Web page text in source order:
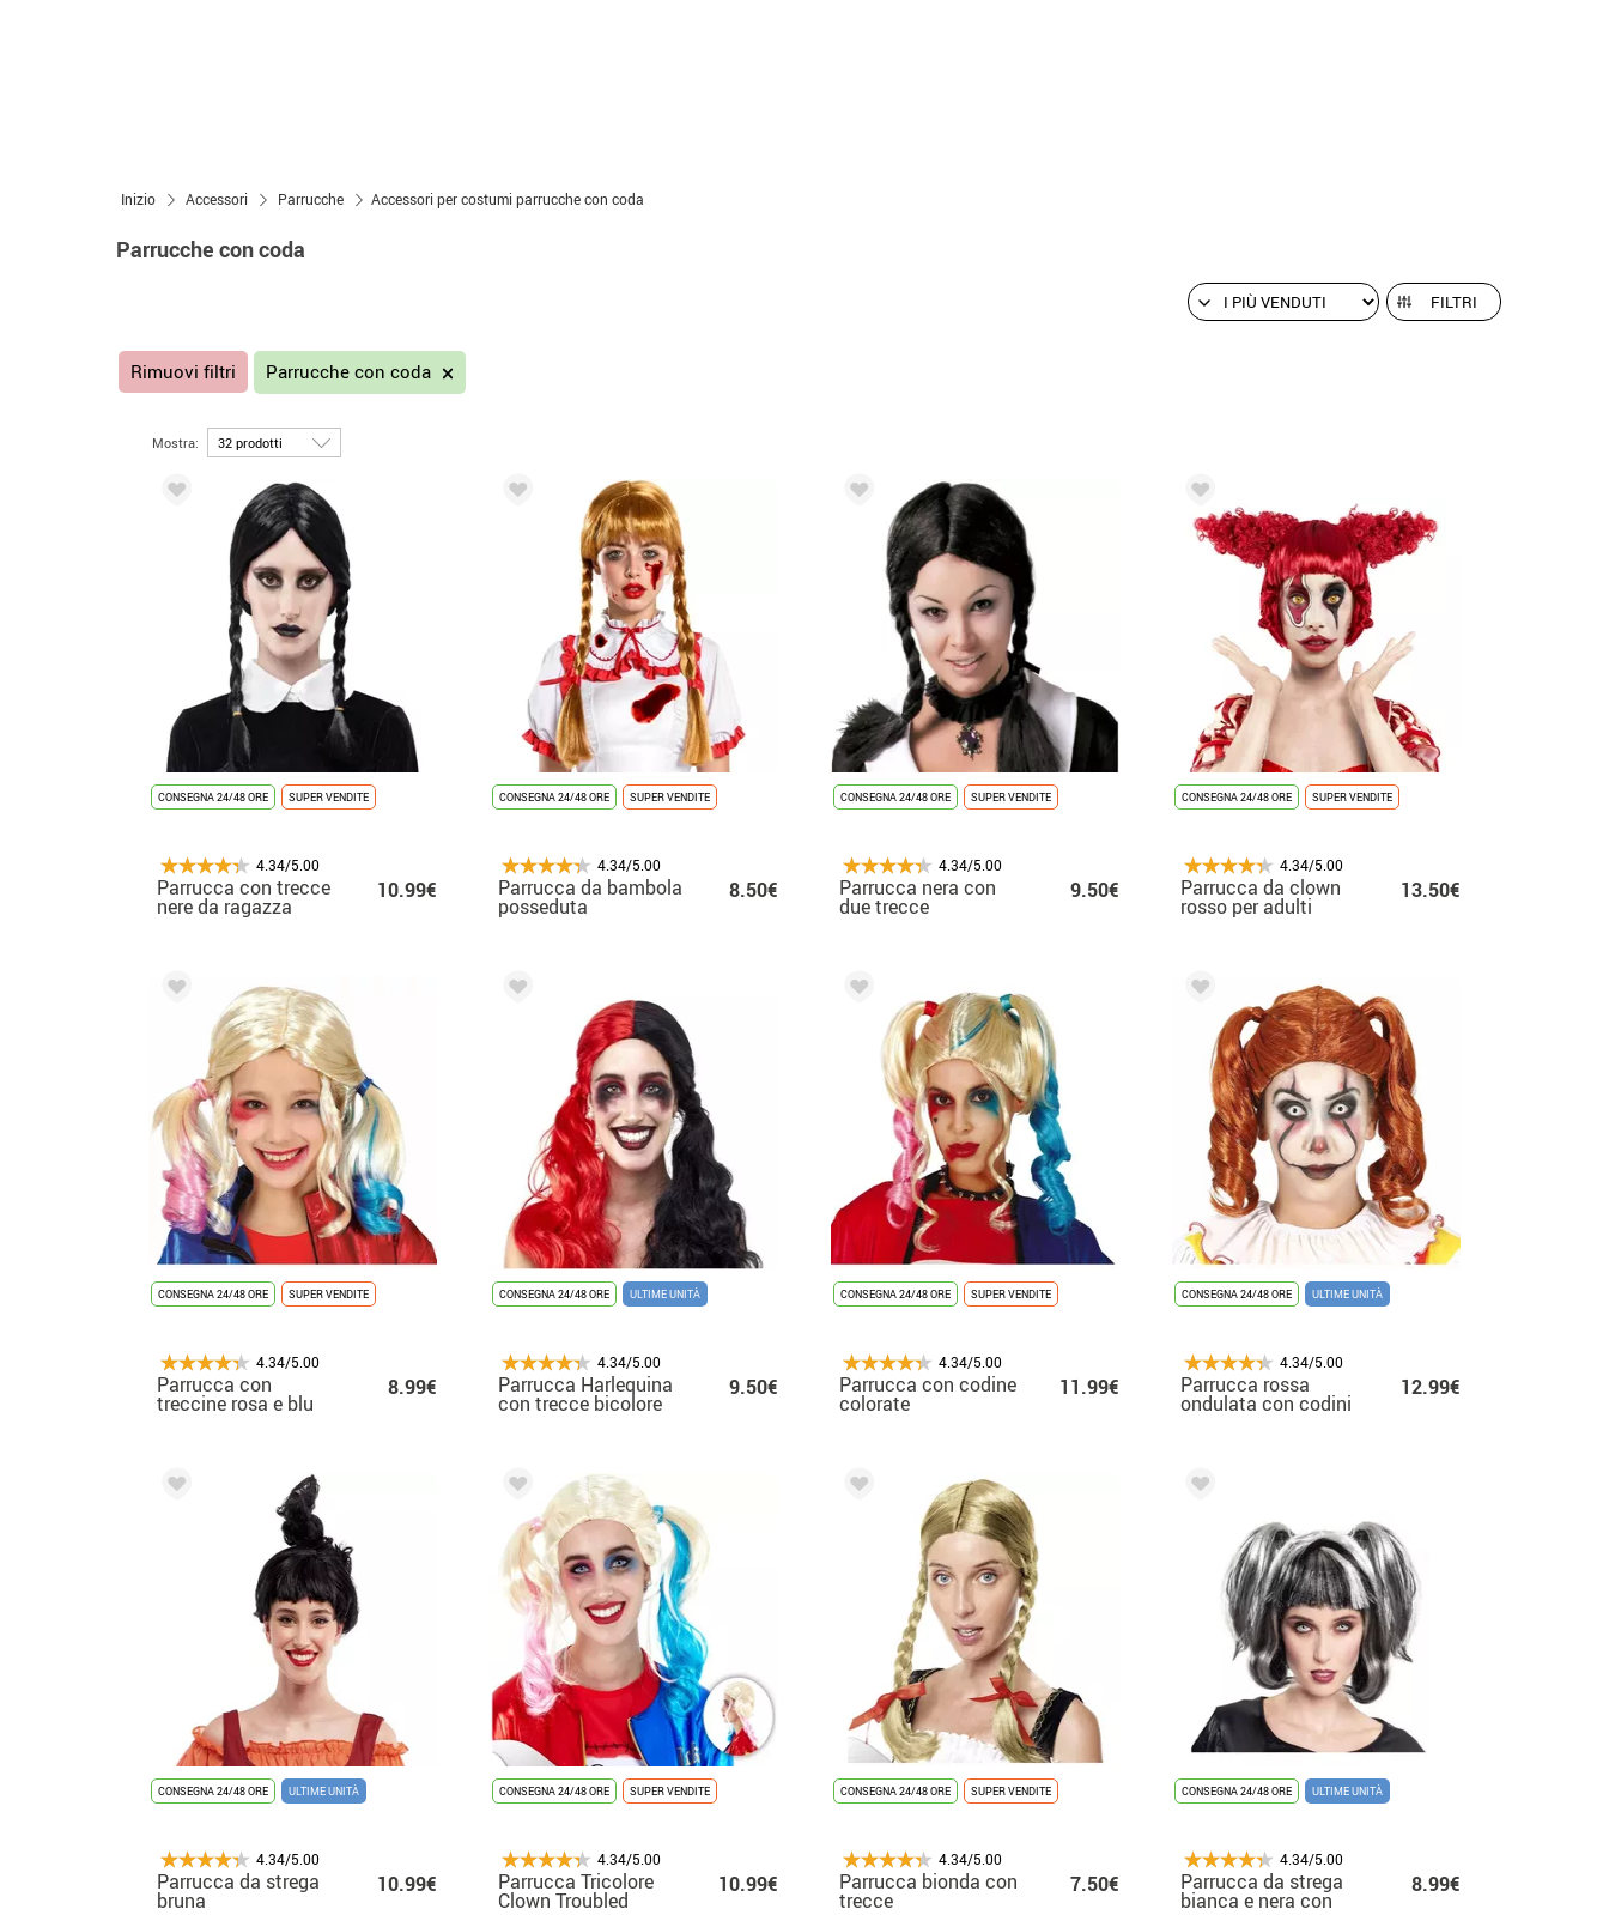
Inizio Accessori Parrucche Accessori per costumi parrucche con coda
Parrucche con coda
FILTRI
Rimuovi filtri Parrucche con coda
Mostra:
CONSEGNA 24/48 ORE SUPER VENDITE
4.34/5.00
Parrucca con trecce
nere da ragazza
10.99€
CONSEGNA 24/48 ORE SUPER VENDITE
4.34/5.00
Parrucca da bambola
posseduta
8.50€
CONSEGNA 24/48 ORE SUPER VENDITE
4.34/5.00
Parrucca nera con
due trecce
9.50€
CONSEGNA 24/48 ORE SUPER VENDITE
4.34/5.00
Parrucca da clown
rosso per adulti
13.50€
CONSEGNA 24/48 ORE SUPER VENDITE
4.34/5.00
Parrucca con
treccine rosa e blu
8.99€
CONSEGNA 24/48 ORE ULTIME UNITÀ
4.34/5.00
Parrucca Harlequina
con trecce bicolore
9.50€
CONSEGNA 24/48 ORE SUPER VENDITE
4.34/5.00
Parrucca con codine
colorate
11.99€
CONSEGNA 24/48 ORE ULTIME UNITÀ
4.34/5.00
Parrucca rossa
ondulata con codini
12.99€
CONSEGNA 24/48 ORE ULTIME UNITÀ
4.34/5.00
Parrucca da strega
bruna
10.99€
CONSEGNA 24/48 ORE SUPER VENDITE
4.34/5.00
Parrucca Tricolore
Clown Troubled
10.99€
CONSEGNA 24/48 ORE SUPER VENDITE
4.34/5.00
Parrucca bionda con
trecce
7.50€
CONSEGNA 24/48 ORE ULTIME UNITÀ
4.34/5.00
Parrucca da strega
bianca e nera con
8.99€